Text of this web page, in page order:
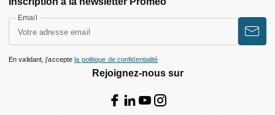
Rejoignez-nous sur
Email
En validant, j’acceptela politique de confidentialité